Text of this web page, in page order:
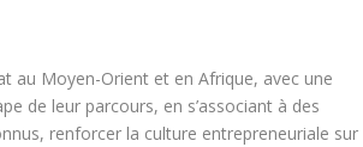
au Moyen-Orient et en Afrique, avec une
de leur parcours, en s’associant à des
renforcer la culture entrepreneuriale sur